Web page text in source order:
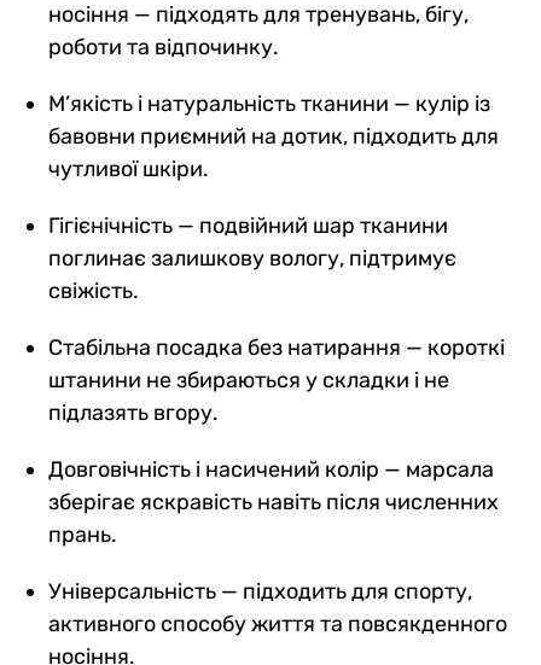
носіння — підходять для тренувань, бігу,
роботи та відпочинку.
М’якість і натуральність тканини — кулір із
бавовни приємний на дотик, підходить для
чутливої шкіри.
Гігієнічність — подвійний шар тканини
поглинає залишкову вологу, підтримує
свіжість.
Стабільна посадка без натирання — короткі
штанини не збираються у складки і не
підлазять вгору.
Довговічність і насичений колір — марсала
зберігає яскравість навіть після численних
прань.
Універсальність — підходить для спорту,
активного способу життя та повсякденного
носіння.